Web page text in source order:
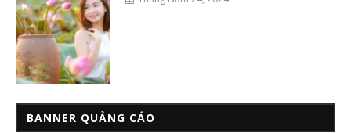
BANNER QUẢNG CÁO